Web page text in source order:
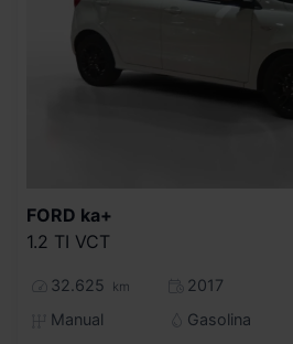
FORD ka+
1.2 TI VCT
32.625 km
2017
Manual
Gasolina